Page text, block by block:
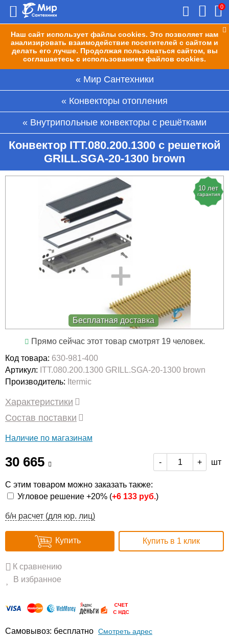
Наш сайт использует файлы cookies. Это позволяет нам
анализировать взаимодействие посетителей с сайтом и
делать его лучше. Продолжая пользоваться сайтом, вы
соглашаетесь с использованием файлов cookies.
0
Мир Сантехники
Конвекторы отопления
Внутрипольные конвекторы с решётками
Конвектор ITT.080.200.1300 с решеткой
GRILL.SGA-20-1300 brown
10 лет
гарантия
Бесплатная доставка
Прямо сейчас этот товар смотрят 19 человек.
Код товара: 630-981-400
Артикул: ITT.080.200.1300 GRILL.SGA-20-1300 brown
Производитель: Itermic
Характеристики
Состав поставки
Наличие по магазинам
30 665 - + шт
С этим товаром можно заказать также:
Угловое решение +20% (+6 133 руб.)
б/н расчет (для юр. лиц)
Купить Купить в 1 клик
К сравнению
В избранное
Самовывоз: бесплатно Смотреть адрес